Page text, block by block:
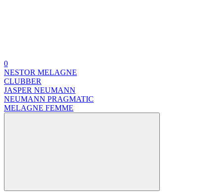
0
NESTOR MELAGNE
CLUBBER
JASPER NEUMANN
NEUMANN PRAGMATIC
MELAGNE FEMME